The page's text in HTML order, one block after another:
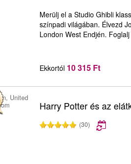
Merülj el a Studio Ghibli
színpadi világában. Élvezd
London West Endjén.
Ekkortól 10 315 Ft
United
Harry Potter és az
(30)